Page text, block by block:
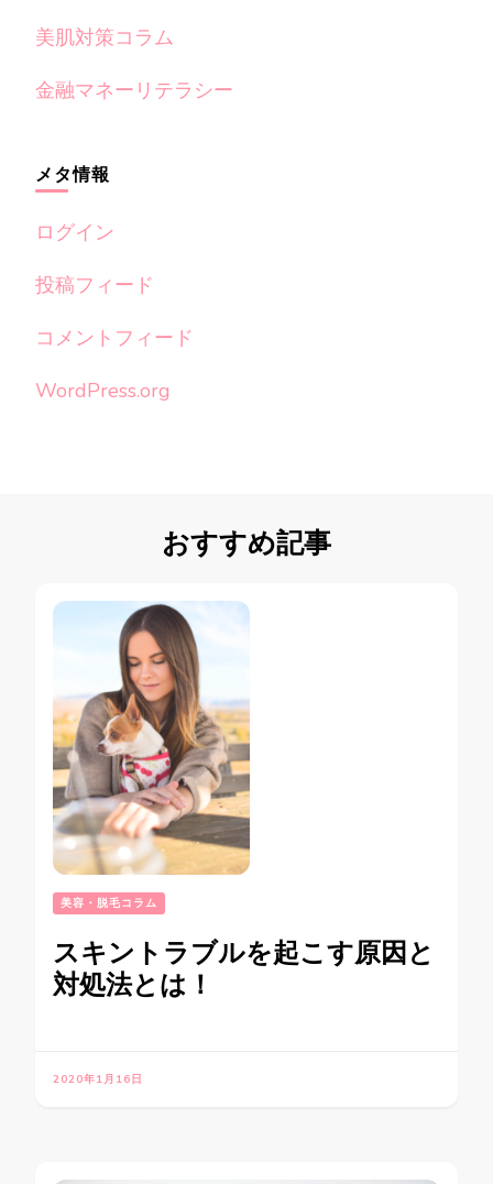
美肌対策コラム
金融マネーリテラシー
メタ情報
ログイン
投稿フィード
コメントフィード
WordPress.org
おすすめ記事
美容・脱毛コラム
スキントラブルを起こす原因と
対処法とは！
2020年1月16日